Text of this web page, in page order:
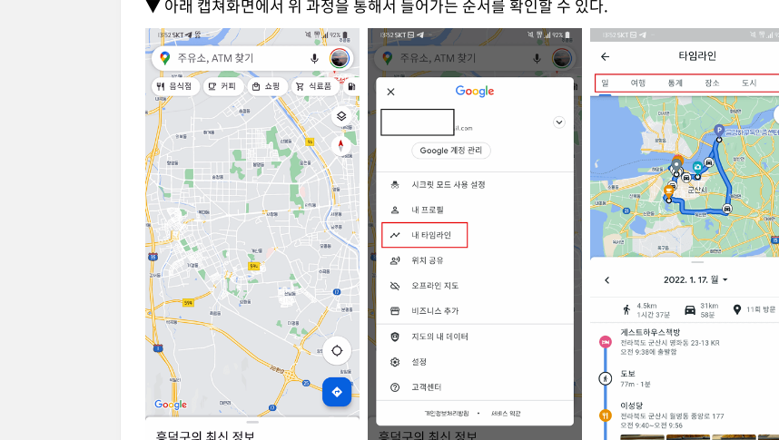
▼ 아래 캡쳐화면에서 위 과정을 통해서 들어가는 순서를 확인할 수 있다.